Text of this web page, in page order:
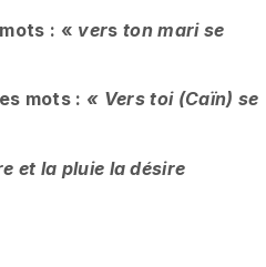
: « vers ton mari se
mots : « Vers toi (Caïn) se
et la pluie la désire